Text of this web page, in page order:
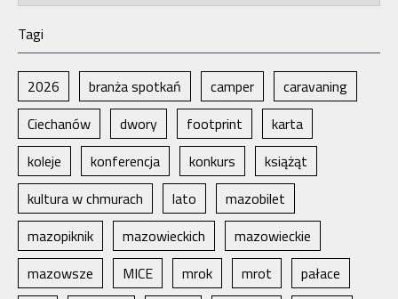
Tagi
2026 branża spotkań camper
caravaning
Ciechanów
dwory footprint
karta
koleje
konferencja konkurs
książąt
kultura w chmurach
lato
mazobilet
mazopiknik
mazowieckich
mazowieckie
mazowsze
MICE mrok mrot
pałace